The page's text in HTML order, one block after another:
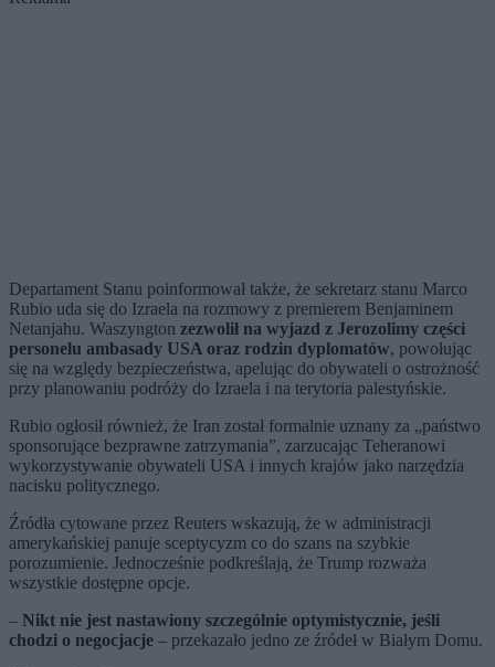
Departament Stanu poinformował także, że sekretarz stanu Marco
Rubio uda się do Izraela na rozmowy z premierem Benjaminem
Netanjahu. Waszyngton zezwolił na wyjazd z Jerozolimy części
personelu ambasady USA oraz rodzin dyplomatów, powołując
się na względy bezpieczeństwa, apelując do obywateli o ostrożność
przy planowaniu podróży do Izraela i na terytoria palestyńskie.
Rubio ogłosił również, że Iran został formalnie uznany za „państwo
sponsorujące bezprawne zatrzymania”, zarzucając Teheranowi
wykorzystywanie obywateli USA i innych krajów jako narzędzia
nacisku politycznego.
Źródła cytowane przez Reuters wskazują, że w administracji
amerykańskiej panuje sceptycyzm co do szans na szybkie
porozumienie. Jednocześnie podkreślają, że Trump rozważa
wszystkie dostępne opcje.
– Nikt nie jest nastawiony szczególnie optymistycznie, jeśli
chodzi o negocjacje – przekazało jedno ze źródeł w Białym Domu.